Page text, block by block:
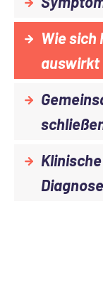
Wie sich
auswirkt